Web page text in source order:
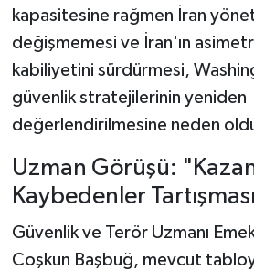
kapasitesine rağmen İran
değişmemesi ve İran'ın
kabiliyetini sürdürmesi,
güvenlik stratejilerinin yeniden
değerlendirilmesine neden
Uzman Görüşü:
Kaybedenler
Güvenlik ve Terör Uzmanı
Coşkun Başbuğ, mevcut